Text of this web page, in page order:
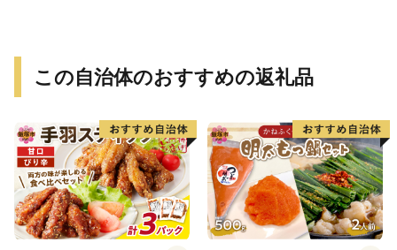
この自治体のおすすめの返礼品